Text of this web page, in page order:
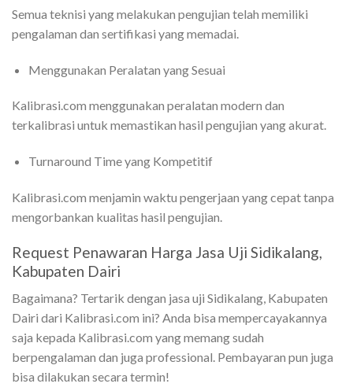
Semua teknisi yang melakukan pengujian telah memiliki
pengalaman dan sertifikasi yang memadai.
Menggunakan Peralatan yang Sesuai
Kalibrasi.com menggunakan peralatan modern dan
terkalibrasi untuk memastikan hasil pengujian yang akurat.
Turnaround Time yang Kompetitif
Kalibrasi.com menjamin waktu pengerjaan yang cepat tanpa
mengorbankan kualitas hasil pengujian.
Request Penawaran Harga Jasa Uji Sidikalang,
Kabupaten Dairi
Bagaimana? Tertarik dengan jasa uji Sidikalang, Kabupaten
Dairi dari Kalibrasi.com ini? Anda bisa mempercayakannya
saja kepada Kalibrasi.com yang memang sudah
berpengalaman dan juga professional. Pembayaran pun juga
bisa dilakukan secara termin!